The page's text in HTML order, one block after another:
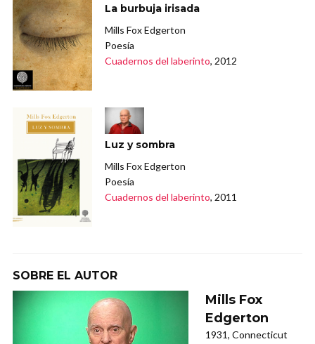
La burbuja irisada
Mills Fox Edgerton
Poesía
Cuadernos del laberinto, 2012
Luz y sombra
Mills Fox Edgerton
Poesía
Cuadernos del laberinto, 2011
SOBRE EL AUTOR
Mills Fox
Edgerton
1931, Connecticut